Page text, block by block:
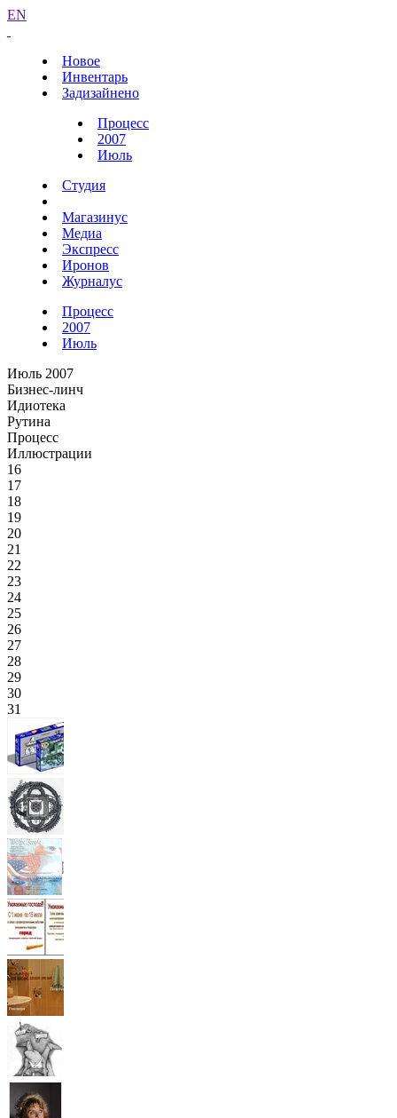
EN
Новое
Инвентарь
Задизайнено
Процесс
2007
Июль
Студия
Магазинус
Медиа
Экспресс
Иронов
Журналус
Процесс
2007
Июль
Июль 2007
Бизнес-линч
Идиотека
Рутина
Процесс
Иллюстрации
16
17
18
19
20
21
22
23
24
25
26
27
28
29
30
31